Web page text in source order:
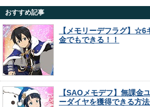
おすすめ記事
【メモリーデフラグ】☆6
金でもできる！！
【SAOメモデフ】無課金
ーダイヤを獲得できる方法